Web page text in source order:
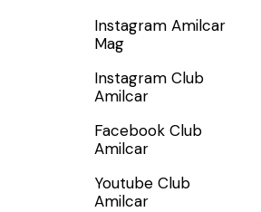
S'INCRIRE - SUBSCRIBE
Instagram Amilcar
Mag
Instagram Club
Amilcar
Facebook Club
Amilcar
Youtube Club
Amilcar